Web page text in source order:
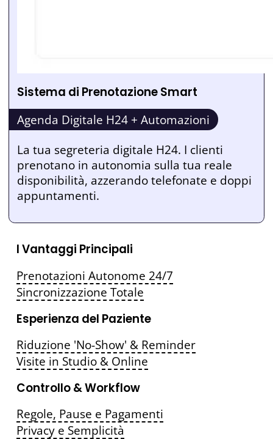
Sistema di Prenotazione Smart
Agenda Digitale H24 + Automazioni
La tua segreteria digitale H24. I clienti
prenotano in autonomia sulla tua reale
disponibilità, azzerando telefonate e doppi
appuntamenti.
I Vantaggi Principali
Prenotazioni Autonome 24/7
Sincronizzazione Totale
Esperienza del Paziente
Riduzione 'No-Show' & Reminder
Visite in Studio & Online
Controllo & Workflow
Regole, Pause e Pagamenti
Privacy e Semplicità